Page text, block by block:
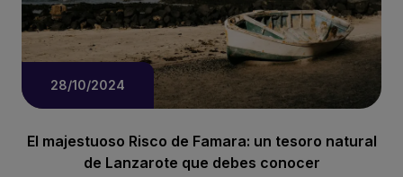
28/10/2024
El majestuoso Risco de Famara: un tesoro natural
de Lanzarote que debes conocer